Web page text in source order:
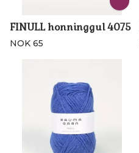
FINULL honninggul 4075
NOK 65